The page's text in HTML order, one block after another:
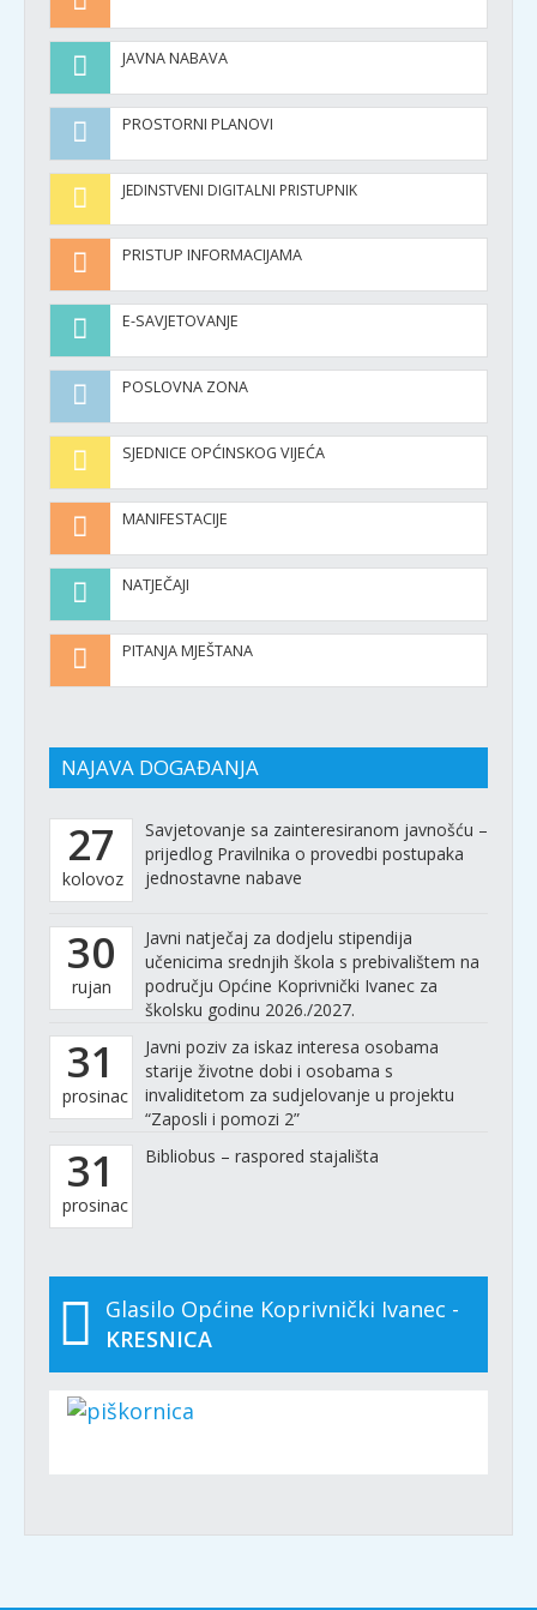
JAVNA NABAVA
PROSTORNI PLANOVI
JEDINSTVENI DIGITALNI PRISTUPNIK
PRISTUP INFORMACIJAMA
E-SAVJETOVANJE
POSLOVNA ZONA
SJEDNICE OPĆINSKOG VIJEĆA
MANIFESTACIJE
NATJEČAJI
PITANJA MJEŠTANA
NAJAVA DOGAĐANJA
27
kolovoz
Savjetovanje sa zainteresiranom javnošću –
prijedlog Pravilnika o provedbi postupaka
jednostavne nabave
30
rujan
Javni natječaj za dodjelu stipendija
učenicima srednjih škola s prebivalištem na
području Općine Koprivnički Ivanec za
školsku godinu 2026./2027.
31
prosinac
Javni poziv za iskaz interesa osobama
starije životne dobi i osobama s
invaliditetom za sudjelovanje u projektu
“Zaposli i pomozi 2”
31
prosinac
Bibliobus – raspored stajališta
Glasilo Općine Koprivnički Ivanec -
KRESNICA